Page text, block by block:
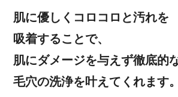
肌に優しくコロコロと汚れを
吸着することで、
肌にダメージを与えず徹底的
毛穴の洗浄を叶えてくれます。